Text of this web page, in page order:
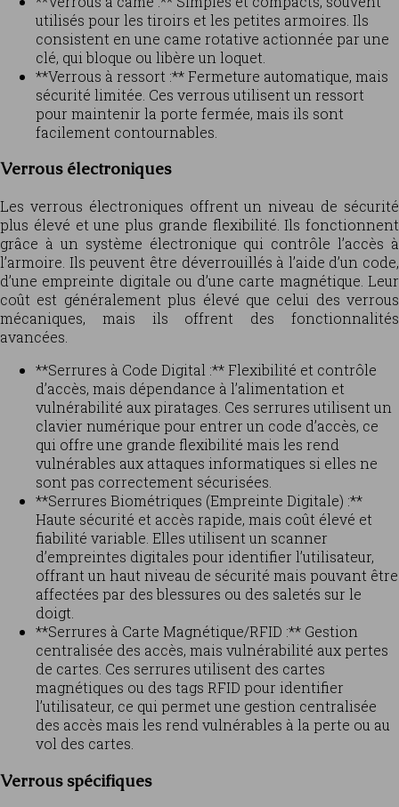
utilisés pour les tiroirs et les petites armoires. Ils
consistent en une came rotative actionnée par une
clé, qui bloque ou libère un loquet.
**Verrous à ressort :** Fermeture automatique, mais
sécurité limitée. Ces verrous utilisent un ressort
pour maintenir la porte fermée, mais ils sont
facilement contournables.
Verrous électroniques
Les verrous électroniques offrent un niveau de sécurité
plus élevé et une plus grande flexibilité. Ils fonctionnent
grâce à un système électronique qui contrôle l’accès à
l’armoire. Ils peuvent être déverrouillés à l’aide d’un code,
d’une empreinte digitale ou d’une carte magnétique. Leur
coût est généralement plus élevé que celui des verrous
mécaniques, mais ils offrent des fonctionnalités
avancées.
**Serrures à Code Digital :** Flexibilité et contrôle
d’accès, mais dépendance à l’alimentation et
vulnérabilité aux piratages. Ces serrures utilisent un
clavier numérique pour entrer un code d’accès, ce
qui offre une grande flexibilité mais les rend
vulnérables aux attaques informatiques si elles ne
sont pas correctement sécurisées.
**Serrures Biométriques (Empreinte Digitale) :**
Haute sécurité et accès rapide, mais coût élevé et
fiabilité variable. Elles utilisent un scanner
d’empreintes digitales pour identifier l’utilisateur,
offrant un haut niveau de sécurité mais pouvant être
affectées par des blessures ou des saletés sur le
doigt.
**Serrures à Carte Magnétique/RFID :** Gestion
centralisée des accès, mais vulnérabilité aux pertes
de cartes. Ces serrures utilisent des cartes
magnétiques ou des tags RFID pour identifier
l’utilisateur, ce qui permet une gestion centralisée
des accès mais les rend vulnérables à la perte ou au
vol des cartes.
Verrous spécifiques